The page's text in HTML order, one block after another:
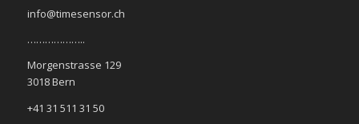
info@timesensor.ch
………………..
Morgenstrasse 129
3018 Bern
+41 31 511 31 50